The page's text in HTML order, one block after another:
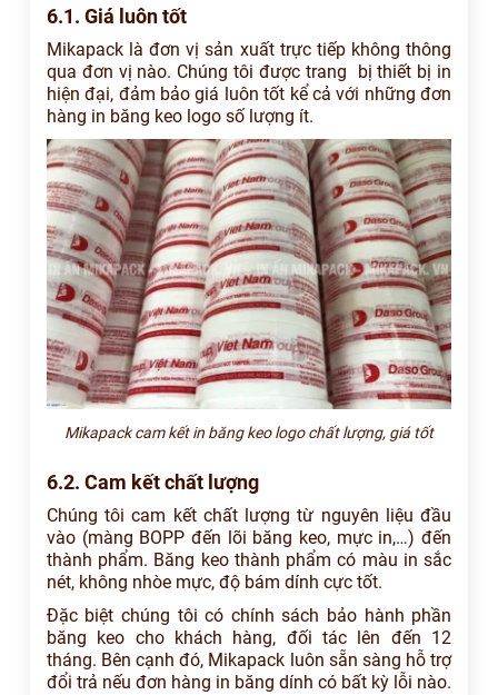
6.1. Giá luôn tốt
Mikapack là đơn vị sản xuất trực tiếp không thông
qua đơn vị nào. Chúng tôi được trang bị thiết bị in
hiện đại, đảm bảo giá luôn tốt kể cả với những đơn
hàng in băng keo logo số lượng ít.
Mikapack cam kết in băng keo logo chất lượng, giá tốt
6.2. Cam kết chất lượng
Chúng tôi cam kết chất lượng từ nguyên liệu đầu
vào (màng BOPP đến lõi băng keo, mực in,…) đến
thành phẩm. Băng keo thành phẩm có màu in sắc
nét, không nhòe mực, độ bám dính cực tốt.
Đặc biệt chúng tôi có chính sách bảo hành phần
băng keo cho khách hàng, đối tác lên đến 12
tháng. Bên cạnh đó, Mikapack luôn sẵn sàng hỗ trợ
đổi trả nếu đơn hàng in băng dính có bất kỳ lỗi nào.